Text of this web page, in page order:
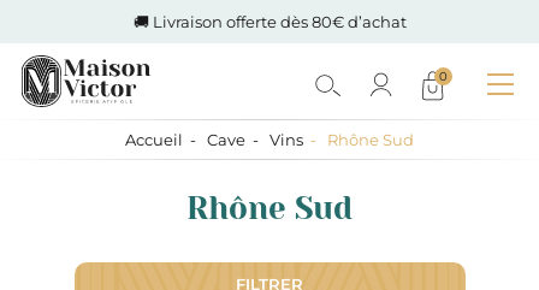
🚚 Livraison offerte dès 80€ d’achat
0
Accueil Cave Vins Rhône Sud
Rhône Sud
FILTRER